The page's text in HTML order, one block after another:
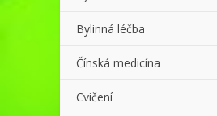
Bylinná léčba
Čínská medicína
Cvičení